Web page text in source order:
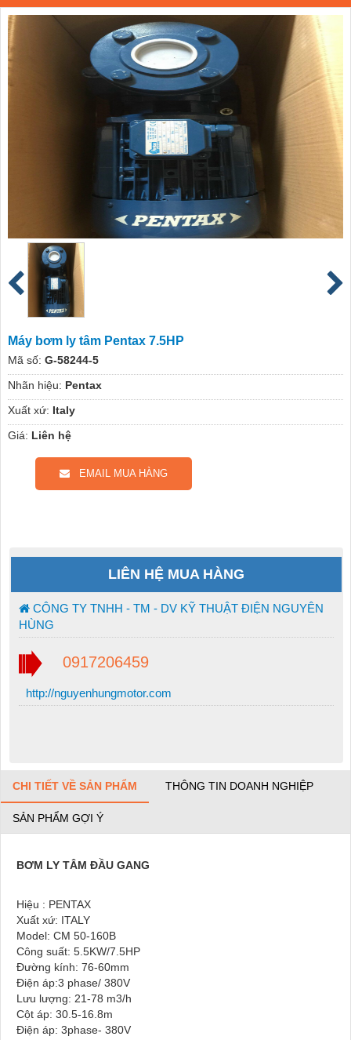
Máy bơm ly tâm Pentax 7.5HP
Mã số: G-58244-5
Nhãn hiệu: Pentax
Xuất xứ: Italy
Giá: Liên hệ
EMAIL MUA HÀNG
LIÊN HỆ MUA HÀNG
CÔNG TY TNHH - TM - DV KỸ THUẬT ĐIỆN NGUYÊN
HÙNG
0917206459
http://nguyenhungmotor.com
CHI TIẾT VỀ SẢN PHẨM THÔNG TIN DOANH NGHIỆP
SẢN PHẨM GỢI Ý
BƠM LY TÂM ĐẦU GANG
Hiệu : PENTAX
Xuất xứ: ITALY
Model: CM 50-160B
Công suất: 5.5KW/7.5HP
Đường kính: 76-60mm
Điện áp:3 phase/ 380V
Lưu lượng: 21-78 m3/h
Cột áp: 30.5-16.8m
Điện áp: 3phase- 380V